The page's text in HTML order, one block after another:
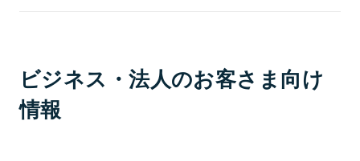
ビジネス・法人のお客さま向け
情報